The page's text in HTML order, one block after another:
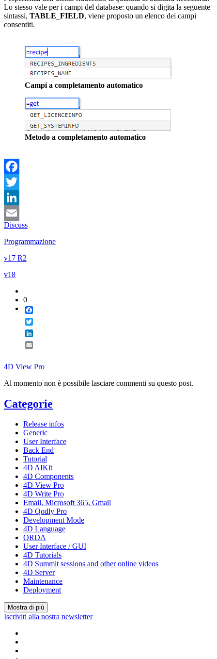
Lo stesso vale per i campi del database: quando si digita la seguente
sintassi, TABLE_FIELD, viene proposto un elenco dei campi
consentiti.
Campi a completamento automatico
Metodo a completamento automatico
Facebook
Twitter
LinkedIn
Email
Discuss
Programmazione
v17 R2
v18
0
4D View Pro
Al momento non è possibile lasciare commenti su questo post.
Categorie
Release infos
Generic
User Interface
Back End
Tutorial
4D AIKit
4D Components
4D View Pro
4D Write Pro
Email, Microsoft 365, Gmail
4D Qodly Pro
Development Mode
4D Language
ORDA
User Interface / GUI
4D Tutorials
4D Summit sessions and other online videos
4D Server
Maintenance
Deployment
Mostra di più
Iscriviti alla nostra newsletter